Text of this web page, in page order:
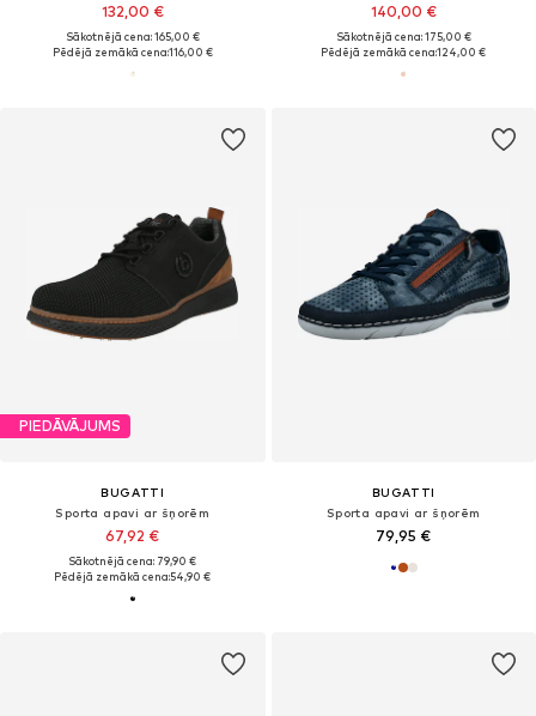
132,00 €
Sākotnējā cena: 165,00 €
Pēdējā zemākā cena:116,00 €
140,00 €
Sākotnējā cena: 175,00 €
Pēdējā zemākā cena:124,00 €
PIEDĀVĀJUMS
BUGATTI
Sporta apavi ar šņorēm
67,92 €
Sākotnējā cena: 79,90 €
Pēdējā zemākā cena:54,90 €
BUGATTI
Sporta apavi ar šņorēm
79,95 €